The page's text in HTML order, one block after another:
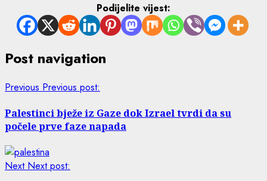
Podijelite vijest:
Post navigation
Previous Previous post:
Palestinci bježe iz Gaze dok Izrael tvrdi da su
počele prve faze napada
Next Next post: